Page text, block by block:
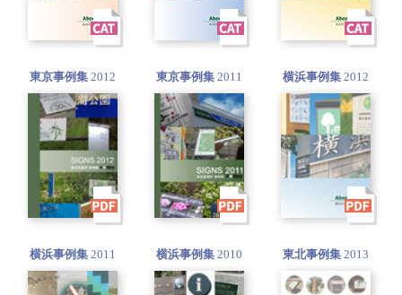
東京事例集 2012 東京事例集 2011 横浜事例集2012
横浜事例集 2011 横浜事例集 2010 東北事例集2013